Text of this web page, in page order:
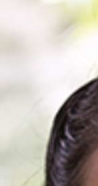
村姉妹。姉の木